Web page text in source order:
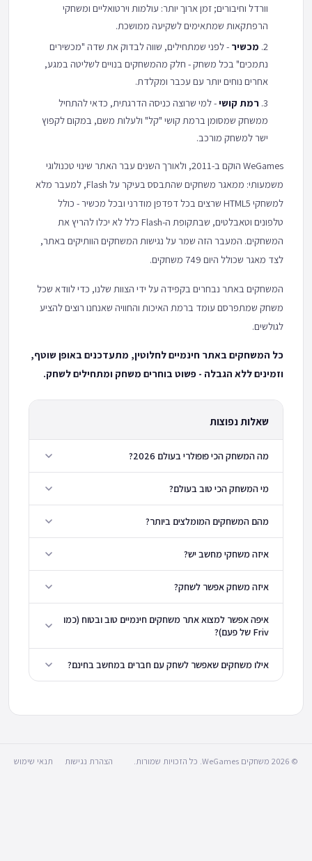
וורדל וחיבורים; זמן ארוך יותר: עולמות וירטואליים ומשחקי
הרפתקאות שמתאימים לשקיעה ממושכת.
מכשיר - לפני שמתחילים, שווה לבדוק את שדה "מכשירים
נתמכים" בכל משחק - חלק מהמשחקים בנויים לשליטה במגע,
אחרים נוחים יותר עם עכבר ומקלדת.
רמת קושי- למי שרוצה כניסה הדרגתית, כדאי להתחיל
ממשחק שמסומן ברמת קושי "קל" ולעלות משם, במקום לקפוץ
ישר למשחק מורכב.
WeGames הוקם ב-2011, ולאורך השנים עבר האתר שינוי טכנולוגי
משמעותי: ממאגר משחקים שהתבסס בעיקר על Flash, למעבר מלא
למשחקי HTML5 שרצים בכל דפדפן מודרני ובכל מכשיר - כולל
טלפונים וטאבלטים, שבתקופת ה-Flash כלל לא יכלו להריץ את
המשחקים. המעבר הזה שמר על נגישות המשחקים הוותיקים באתר,
לצד מאגר שכולל היום 749 משחקים.
המשחקים באתר נבחרים בקפידה על ידי הצוות שלנו, כדי לוודא שכל
משחק שמתפרסם עומד ברמת האיכות והחוויה שאנחנו רוצים להציע
לגולשים.
כל המשחקים באתר חינמיים לחלוטין, מתעדכנים באופן שוטף,
וזמינים ללא הגבלה - פשוט בוחרים משחק ומתחילים לשחק.
שאלות נפוצות
מה המשחק הכי פופולרי בעולם 2026?
מי המשחק הכי טוב בעולם?
מהם המשחקים המומלצים ביותר?
איזה משחקי מחשב יש?
איזה משחק אפשר לשחק?
איפה אפשר למצוא אתר משחקים חינמיים טוב ובטוח (כמו
Friv של פעם)?
אילו משחקים שאפשר לשחק עם חברים במחשב בחינם?
© 2026 משחקים WeGames. כל הזכויות שמורות. הצהרת נגישות תנאי שימוש